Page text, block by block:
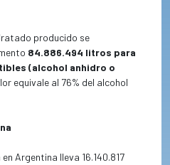
producido se
84.886.494 litros para
(alcohol anhidro o
equivale al 76% del alcohol
Argentina lleva 16.140.817